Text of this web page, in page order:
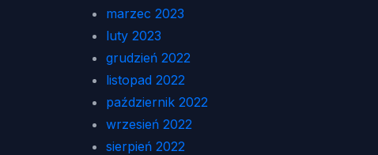
marzec 2023
luty 2023
grudzień 2022
listopad 2022
październik 2022
wrzesień 2022
sierpień 2022